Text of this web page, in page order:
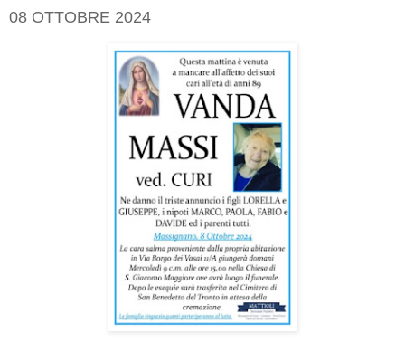
08 OTTOBRE 2024